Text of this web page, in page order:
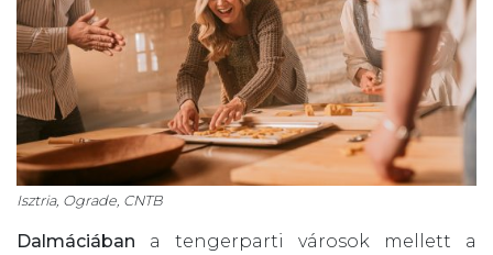
Isztria, Ograde, CNTB
Dalmáciában a tengerparti városok mellett a